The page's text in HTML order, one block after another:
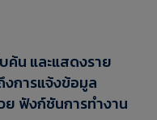
ค้น และแสดงราย
การแจ้งข้อมูล
ย ฟังก์ชันการทำงาน